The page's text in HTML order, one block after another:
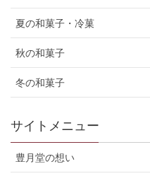
夏の和菓子・冷菓
秋の和菓子
冬の和菓子
サイトメニュー
豊月堂の想い